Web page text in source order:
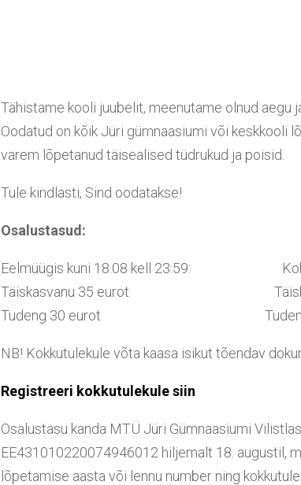
Tähistame kooli juubelit, meenutame olnud aegu
Oodatud on kõik Jüri gümnaasiumi või keskkooli
varem lõpetanud täisealised tüdrukud ja poisid.
Tule kindlasti, Sind oodatakse!
Osalustasud:
Eelmüügis kuni 18.08 kell 23:59:
Täiskasvanu 35 eurot
Tudeng 30 eurot Tudeng
NB! Kokkutulekule võta kaasa isikut tõendav
Registreeri kokkutulekule siin
Osalustasu kanda MTÜ Jüri Gümnaasiumi
EE431010220074946012 hiljemalt 18. augustil,
lõpetamise aasta või lennu number ning